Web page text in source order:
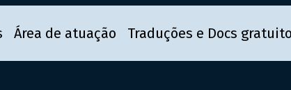
Área de atuação Traduções e Docs